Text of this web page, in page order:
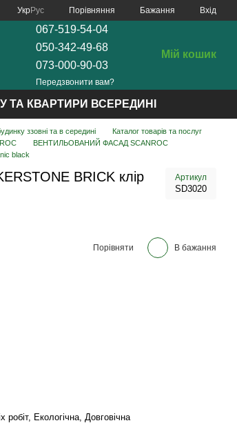
УкрРус Порівняння Бажання Вхід
067-519-54-04
050-342-49-68
073-000-90-03
Передзвонити вам?
Мій кошик
ТА КВАРТИРИ ВСЕРЕДИНІ
ззовні та в середині
Каталог товарів та послуг
ВЕНТИЛЬОВАНИЙ ФАСАД SCANROC
black
BRICK клір
Артикул
SD3020
Порівняти В бажання
робіт, Екологічна, Довговічна